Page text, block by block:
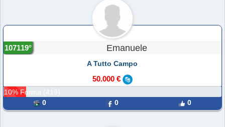
Emanuele
107119°
A Tutto Campo
50.000 €
10% Forma (419)
0
0 0